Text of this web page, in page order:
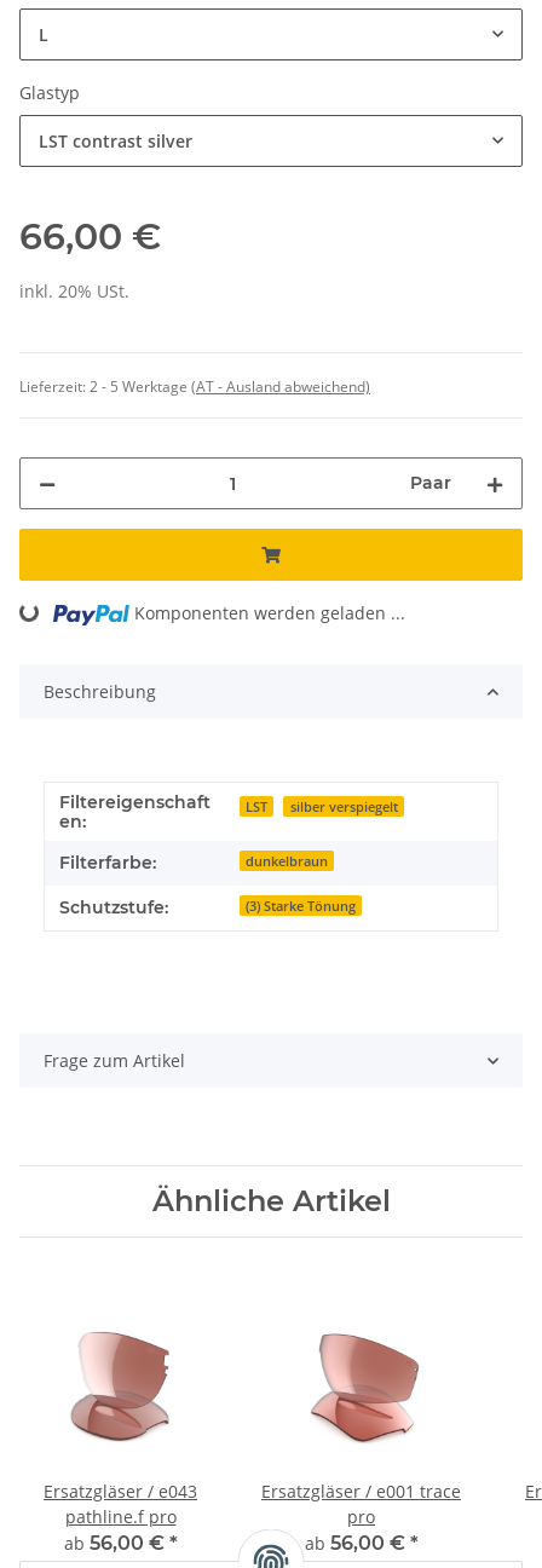
L
Glastyp
LST contrast silver
66,00 €
inkl. 20% USt.
Lieferzeit:2 - 5 Werktage (AT - Ausland abweichend)
Paar
Loading... Komponenten werden geladen ...
Beschreibung
Filtereigenschaft
en:
LST silber verspiegelt
Filterfarbe: dunkelbraun
Schutzstufe: (3) Starke Tönung
Frage zum Artikel
Ähnliche Artikel
Ersatzgläser / e043
pathline.f pro
ab 56,00 € *
Ersatzgläser / e001 trace
pro
ab 56,00 € *